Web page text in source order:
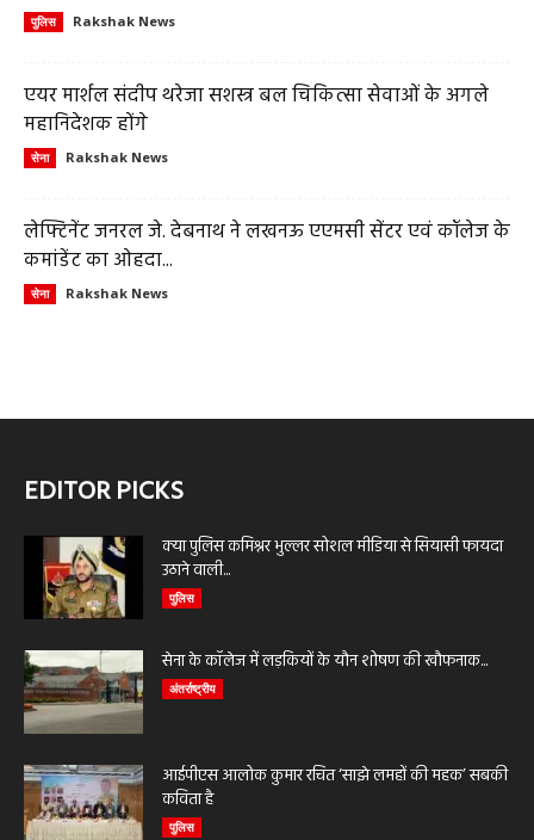
पुलिस Rakshak News
एयर मार्शल संदीप थरेजा सशस्त्र बल चिकित्सा सेवाओं के अगले
महानिदेशक होंगे
सेना Rakshak News
लेफ्टिनेंट जनरल जे. देबनाथ ने लखनऊ एएमसी सेंटर एवं कॉलेज के
कमांडेंट का ओहदा...
सेना Rakshak News
EDITOR PICKS
क्या पुलिस कमिश्नर भुल्लर सोशल मीडिया से सियासी फायदा
उठाने वाली...
पुलिस
सेना के कॉलेज में लड़कियों के यौन शोषण की खौफनाक...
अंतर्राष्ट्रीय
आईपीएस आलोक कुमार रचित ‘साझे लमहों की महक’ सबकी
कविता है
पुलिस